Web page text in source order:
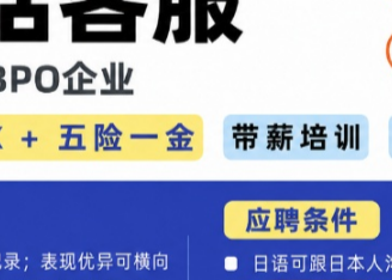
证、就业报到证、在北上广落户等